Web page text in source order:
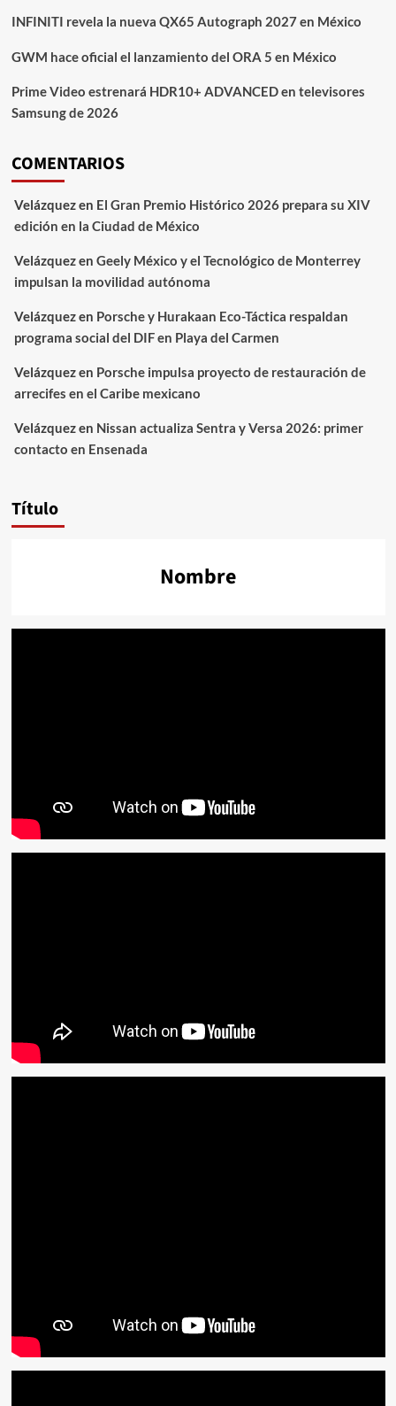
INFINITI revela la nueva QX65 Autograph 2027 en México
GWM hace oficial el lanzamiento del ORA 5 en México
Prime Video estrenará HDR10+ ADVANCED en televisores
Samsung de 2026
COMENTARIOS
Velázquezen El Gran Premio Histórico 2026 prepara su XIV
edición en la Ciudad de México
Velázquezen Geely México y el Tecnológico de Monterrey
impulsan la movilidad autónoma
Velázquezen Porsche y Hurakaan Eco-Táctica respaldan
programa social del DIF en Playa del Carmen
Velázquezen Porsche impulsa proyecto de restauración de
arrecifes en el Caribe mexicano
Velázquezen Nissan actualiza Sentra y Versa 2026: primer
contacto en Ensenada
Título
Nombre